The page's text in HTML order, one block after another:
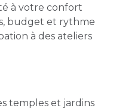
à votre confort
budget et rythme
à des ateliers
temples et jardins